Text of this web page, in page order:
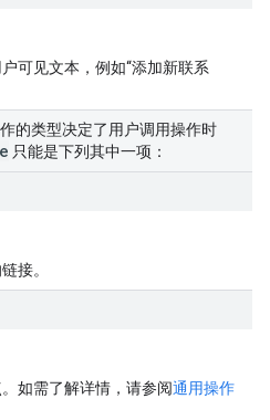
可见文本，例如“添加新联系
的类型决定了用户调用操作时
只能是下列其中一项：
接。
如需了解详情，请参阅通用操作